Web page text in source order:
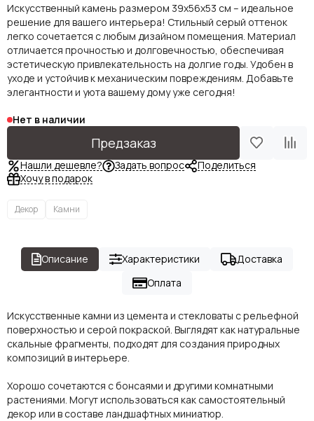
Искусственный камень размером 39х56х53 см – идеальное
решение для вашего интерьера! Стильный серый оттенок
легко сочетается с любым дизайном помещения. Материал
отличается прочностью и долговечностью, обеспечивая
эстетическую привлекательность на долгие годы. Удобен в
уходе и устойчив к механическим повреждениям. Добавьте
элегантности и уюта вашему дому уже сегодня!
Нет в наличии
Предзаказ
Нашли дешевле? Задать вопрос
Поделиться
Хочу в подарок
Декор Камни
Описание Характеристики
Доставка
Оплата
Искусственные камни из цемента и стекловаты с рельефной
поверхностью и серой покраской. Выглядят как натуральные
скальные фрагменты, подходят для создания природных
композиций в интерьере.
Хорошо сочетаются с бонсаями и другими комнатными
растениями. Могут использоваться как самостоятельный
декор или в составе ландшафтных миниатюр.